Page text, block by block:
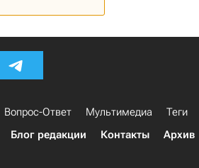
Вопрос-Ответ Мультимедиа
Теги
Блог редакции Контакты Архив